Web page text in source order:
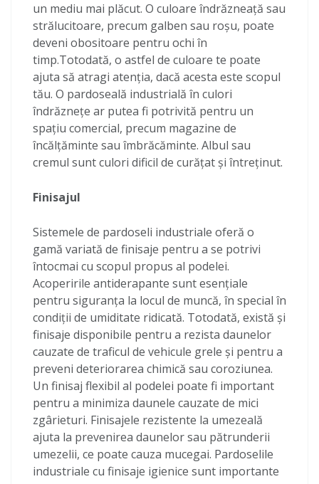
un mediu mai plăcut. O culoare îndrăzneață sau
strălucitoare, precum galben sau roșu, poate
deveni obositoare pentru ochi în
timp.Totodată, o astfel de culoare te poate
ajuta să atragi atenția, dacă acesta este scopul
tău. O pardoseală industrială în culori
îndrăznețe ar putea fi potrivită pentru un
spațiu comercial, precum magazine de
încălțăminte sau îmbrăcăminte. Albul sau
cremul sunt culori dificil de curățat și întreținut.
Finisajul
Sistemele de pardoseli industriale oferă o
gamă variată de finisaje pentru a se potrivi
întocmai cu scopul propus al podelei.
Acoperirile antiderapante sunt esențiale
pentru siguranța la locul de muncă, în special în
condiții de umiditate ridicată. Totodată, există și
finisaje disponibile pentru a rezista daunelor
cauzate de traficul de vehicule grele și pentru a
preveni deteriorarea chimică sau coroziunea.
Un finisaj flexibil al podelei poate fi important
pentru a minimiza daunele cauzate de mici
zgârieturi. Finisajele rezistente la umezeală
ajuta la prevenirea daunelor sau pătrunderii
umezelii, ce poate cauza mucegai. Pardoselile
industriale cu finisaje igienice sunt importante